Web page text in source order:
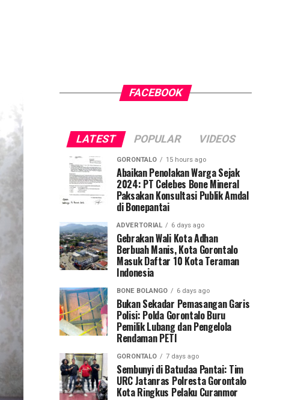
FACEBOOK
LATEST POPULAR VIDEOS
GORONTALO 15 hours ago
Abaikan Penolakan Warga Sejak
2024: PT Celebes Bone Mineral
Paksakan Konsultasi Publik Amdal
di Bonepantai
ADVERTORIAL 6 days ago
Gebrakan Wali Kota Adhan
Berbuah Manis, Kota Gorontalo
Masuk Daftar 10 Kota Teraman
Indonesia
BONE BOLANGO 6 days ago
Bukan Sekadar Pemasangan Garis
Polisi: Polda Gorontalo Buru
Pemilik Lubang dan Pengelola
Rendaman PETI
GORONTALO 7 days ago
Sembunyi di Batudaa Pantai: Tim
URC Jatanras Polresta Gorontalo
Kota Ringkus Pelaku Curanmor